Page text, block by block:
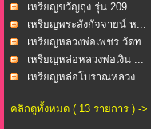
เหรียญขวัญถุง รุ่น 209...
เหรียญพระสังกัจจายน์ ห...
เหรียญหลวงพ่อเพชร วัดท...
เหรียญหล่อหลวงพ่อเงิน ...
เหรียญหล่อโบราณหลวง
คลิกดูทั้งหมด ( 13 รายการ ) ->